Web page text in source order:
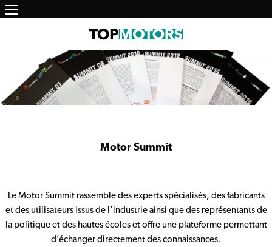
Aller
au
Main
navigation
Motor Summit
LeMotor Summitrassemble des experts spécialisés, des fabricants
et des utilisateurs issus de l’industrie ainsi que des représentants de
la politique et des hautes écoles et offre une plateforme permettant
d’échanger directement des connaissances.